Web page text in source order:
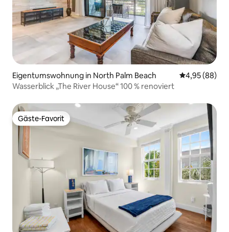
Eigentumswohnung in North Palm Beach
4,95 (88)
Wasserblick „The River House“ 100 % renoviert
Gäste-Favorit
Gäste-Favorit